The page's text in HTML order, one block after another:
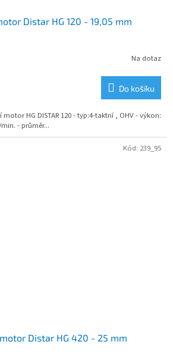
Distar HG 120 - 19,05 mm
Na dotaz
Do košíku
HG DISTAR 120 - typ:4-taktní , OHV - výkon:
- průměr...
Distar HG 420 - 25 mm
Kód: 239_95